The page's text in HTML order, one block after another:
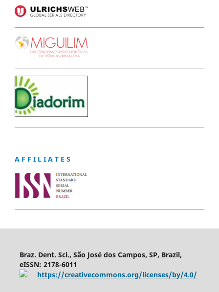
A F F I L I A T E S
Braz. Dent. Sci., São José dos Campos, SP, Brazil,
eISSN: 2178-6011
https://creativecommons.org/licenses/by/4.0/